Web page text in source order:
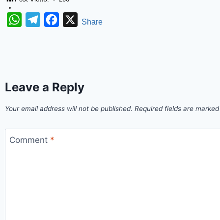
WhatsAppTelegramFacebook
XShare
Leave a Reply
Your email address will not be published. Required fields are
Comment *